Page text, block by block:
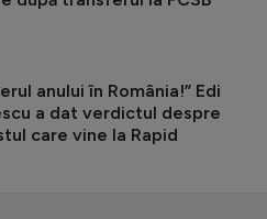
anului în România!” Edi
a dat verdictul despre
care vine la Rapid